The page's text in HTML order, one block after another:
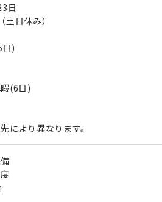
日
日休み）
)
(6日)
により異なります。